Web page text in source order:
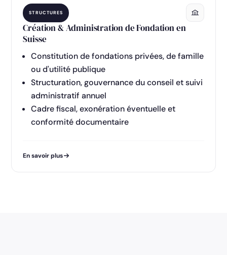
STRUCTURES
Création & Administration de Fondation en
Suisse
Constitution de fondations privées, de famille
ou d'utilité publique
Structuration, gouvernance du conseil et suivi
administratif annuel
Cadre fiscal, exonération éventuelle et
conformité documentaire
En savoir plus